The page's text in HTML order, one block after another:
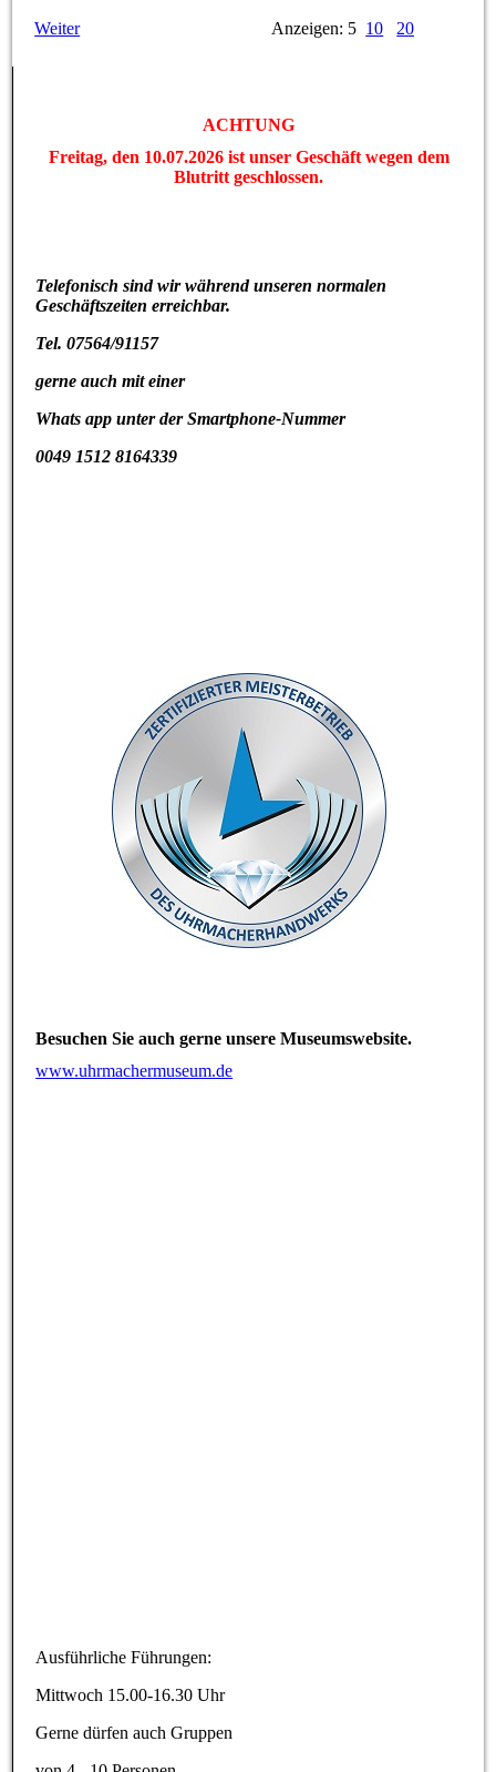
Weiter Anzeigen: 5 10 20
ACHTUNG
Freitag, den 10.07.2026 ist unser Geschäft wegen dem
Blutritt geschlossen.
Telefonisch sind wir während unseren normalen
Geschäftszeiten erreichbar.
Tel. 07564/91157
gerne auch mit einer
Whats app unter der Smartphone-Nummer
0049 1512 8164339
Besuchen Sie auch gerne unsere Museumswebsite.
www.uhrmachermuseum.de
Ausführliche Führungen:
Mittwoch 15.00-16.30 Uhr
Gerne dürfen auch Gruppen